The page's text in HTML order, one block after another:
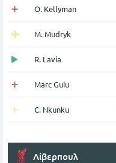
O. Kellyman
M. Mudryk
R. Lavia
Marc Guiu
C. Nkunku
Λίβερπουλ